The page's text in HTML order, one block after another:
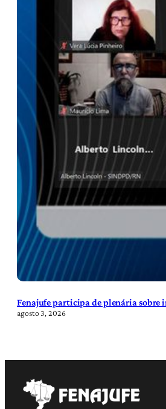
Fenajufe participa de plenária sobre
agosto 3, 2026